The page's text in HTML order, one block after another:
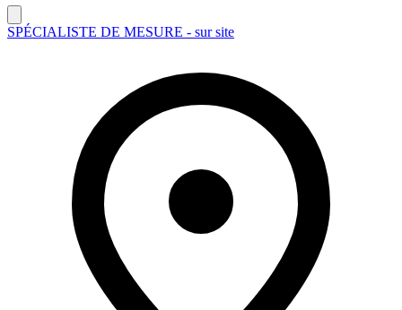
SPÉCIALISTE DE MESURE - sur site